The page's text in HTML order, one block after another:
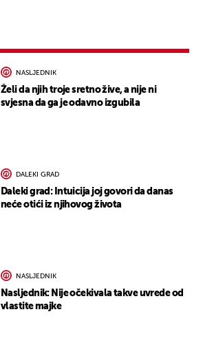
NASLJEDNIK
Želi da njih troje sretno žive, a nije ni
svjesna da ga je odavno izgubila
DALEKI GRAD
Daleki grad: Intuicija joj govori da danas
neće otići iz njihovog života
NASLJEDNIK
Nasljednik: Nije očekivala takve uvrede od
vlastite majke